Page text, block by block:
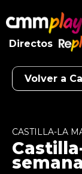
Directos
Volver a
CASTILLA-LA